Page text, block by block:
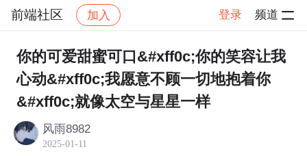
前端社区 加入 登录 频道
社区 前端社区 感慨 帖子详情
你的可爱甜蜜可口&#xff0c;你的笑容让我
心动&#xff0c;我愿意不顾一切地抱着你
&#xff0c;就像太空与星星一样
风雨8982
2025-01-11